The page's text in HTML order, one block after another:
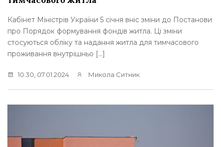
Кабінет Міністрів України 5 січня вніс зміни до Постанови
про Порядок формування фондів житла. Ці зміни
стосуються обліку та надання житла для тимчасового
проживання внутрішньо […]
10:30, 07.01.2024 Микола Ситник